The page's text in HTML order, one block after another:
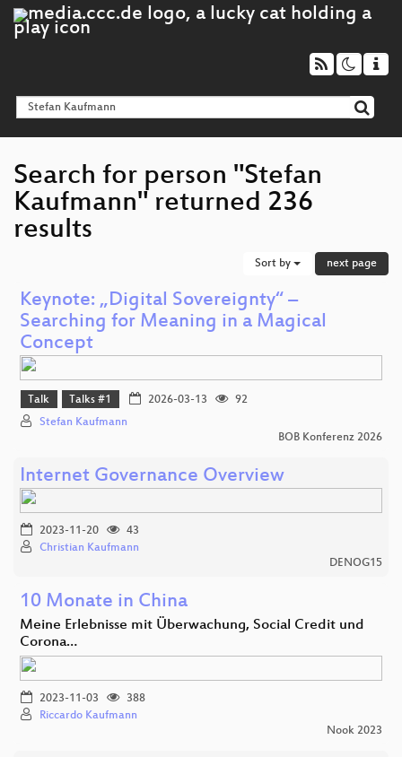
Search for person "Stefan
Kaufmann" returned 236
results
Sort by next page
Keynote: „Digital Sovereignty“ –
Searching for Meaning in a Magical
Concept
Talk Talks #1 2026-03-13
92
Stefan Kaufmann
BOB Konferenz 2026
Internet Governance Overview
2023-11-20
43
Christian Kaufmann
DENOG15
10 Monate in China
Meine Erlebnisse mit Überwachung, Social Credit und
Corona…
2023-11-03
388
Riccardo Kaufmann
Nook 2023